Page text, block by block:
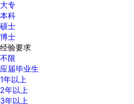
大专
本科
硕士
博士
经验要求
不限
应届毕业生
1年以上
2年以上
3年以上